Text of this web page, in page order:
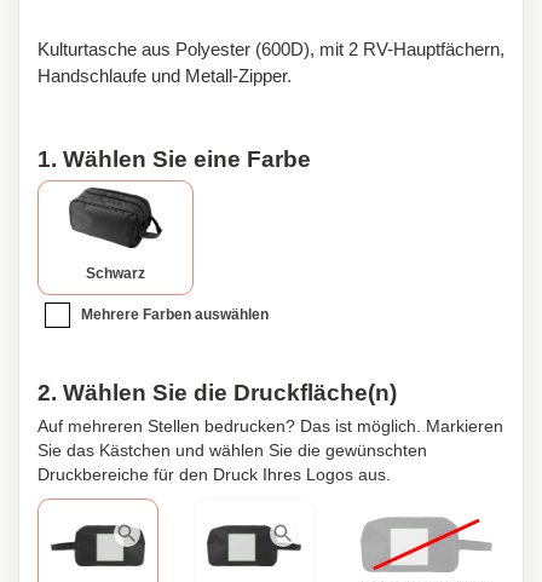
Kulturtasche aus Polyester (600D), mit 2 RV-Hauptfächern,
Handschlaufe und Metall-Zipper.
1. Wählen Sie eine Farbe
Schwarz
Mehrere Farben auswählen
2. Wählen Sie die Druckfläche(n)
Auf mehreren Stellen bedrucken? Das ist möglich. Markieren
Sie das Kästchen und wählen Sie die gewünschten
Druckbereiche für den Druck Ihres Logos aus.